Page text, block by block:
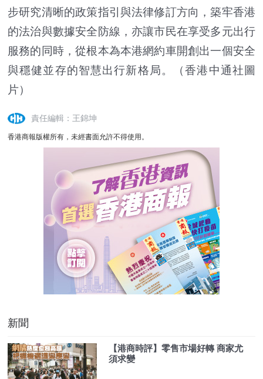
步研究清晰的政策指引與法律修訂方向，築牢香港
的法治與數據安全防線，亦讓市民在享受多元出行
服務的同時，從根本為本港網約車開創出一個安全
與穩健並存的智慧出行新格局。
（香港中通社圖
片）
責任編輯：王錦坤
香港商報版權所有，未經書面允許不得使用。
新聞
【港商時評】零售市場好轉 商家尤
須求變